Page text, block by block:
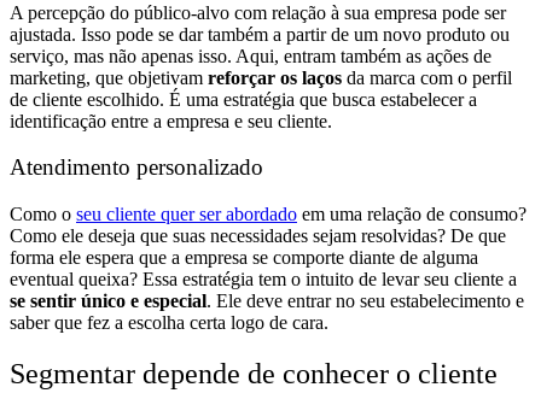
A percepção do público-alvo com relação à sua empresa pode ser
ajustada. Isso pode se dar também a partir de um novo produto ou
serviço, mas não apenas isso. Aqui, entram também as ações de
marketing, que objetivam reforçar os laços da marca com o perfil
de cliente escolhido. É uma estratégia que busca estabelecer a
identificação entre a empresa e seu cliente.
Atendimento personalizado
Como o seu cliente quer ser abordado em uma relação de consumo?
Como ele deseja que suas necessidades sejam resolvidas? De que
forma ele espera que a empresa se comporte diante de alguma
eventual queixa? Essa estratégia tem o intuito de levar seu cliente a
se sentir único e especial. Ele deve entrar no seu estabelecimento e
saber que fez a escolha certa logo de cara.
Segmentar depende de conhecer o cliente